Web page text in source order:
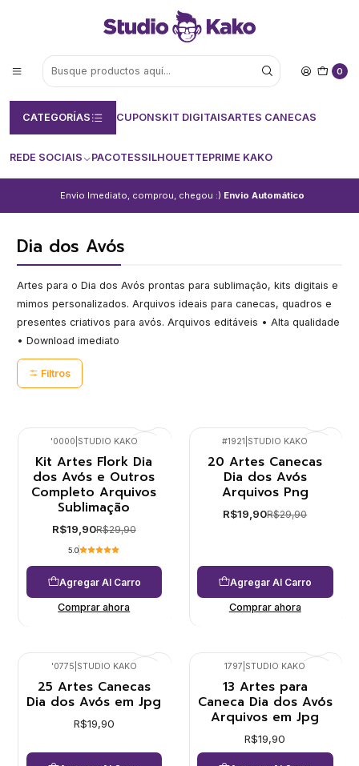
0
CATEGORÍAS CUPONSKIT DIGITAISARTES CANECAS
REDE SOCIAIS PACOTESSILHOUETTEPRIME KAKO
Envio Imediato, comprou, chegou :) Envio Automático
Dia dos Avós
Artes para o Dia dos Avós prontas para sublimação, kits digitais e
mimos personalizados. Arquivos ideais para canecas, quadros e
presentes criativos para avós. Arquivos editáveis • Alta qualidade
• Download imediato
Filtros
-33%
'0000 STUDIO KAKO
Kit Artes Flork Dia
dos Avós e Outros
Completo Arquivos
Sublimação
R$19,90R$29,90
5.0
Agregar Al Carro
Comprar ahora
-33%
#1921 STUDIO KAKO
20 Artes Canecas
Dia dos Avós
Arquivos Png
R$19,90R$29,90
Agregar Al Carro
Comprar ahora
'0775 STUDIO KAKO
25 Artes Canecas
Dia dos Avós em Jpg
R$19,90
1797 STUDIO KAKO
13 Artes para
Caneca Dia dos Avós
Arquivos em Jpg
R$19,90